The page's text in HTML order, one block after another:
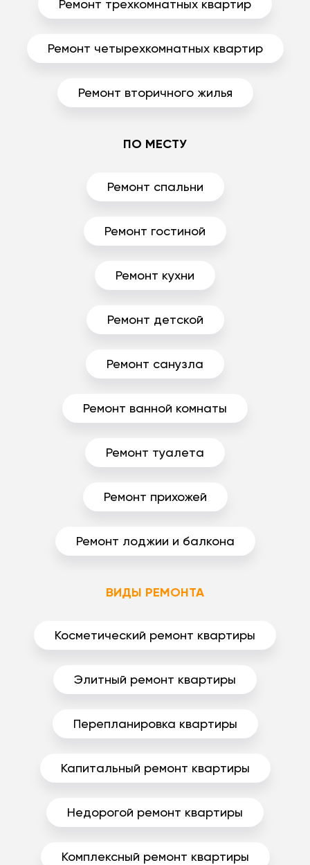
Ремонт трехкомнатных квартир
Ремонт четырехкомнатных квартир
Ремонт вторичного жилья
ПО МЕСТУ
Ремонт спальни
Ремонт гостиной
Ремонт кухни
Ремонт детской
Ремонт санузла
Ремонт ванной комнаты
Ремонт туалета
Ремонт прихожей
Ремонт лоджии и балкона
ВИДЫ РЕМОНТА
Косметический ремонт квартиры
Элитный ремонт квартиры
Перепланировка квартиры
Капитальный ремонт квартиры
Недорогой ремонт квартиры
Комплексный ремонт квартиры